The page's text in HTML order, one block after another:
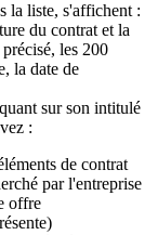
la liste, s'affichent :
du contrat et la
les 200
la date de
sur son intitulé
:
de contrat
par l'entreprise
offre